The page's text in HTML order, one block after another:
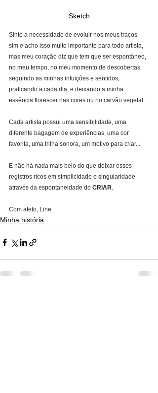
Sketch
Sinto a necessidade de evoluir nos meus traços
sim e acho isso muito importante para todo artista,
mas meu coração diz que tem que ser espontâneo,
no meu tempo, no meu momento de descobertas,
seguindo as minhas intuições e sentidos,
praticando a cada dia, e deixando a minha
essência florescer nas cores ou no carvão vegetal.
Cada artista possui uma sensibilidade, uma
diferente bagagem de experiências, uma cor
favorita, uma trilha sonora, um motivo para criar...
E não há nada mais belo do que deixar esses
registros ricos em simplicidade e singularidade
através da espontaneidade do CRIAR
Com afeto, Line.
Minha história